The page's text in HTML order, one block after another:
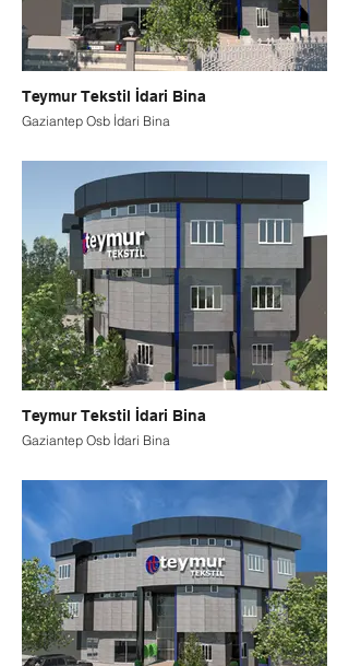
Teymur Tekstil İdari Bina
Gaziantep Osb İdari Bina
Teymur Tekstil İdari Bina
Gaziantep Osb İdari Bina